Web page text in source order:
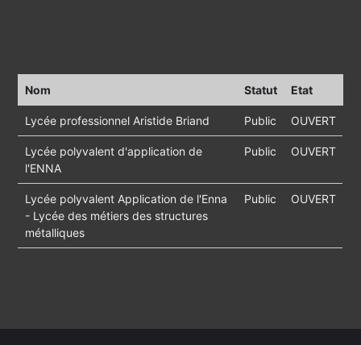
Nom Statut Etat
Lycée professionnel Aristide Briand Public OUVERT
Lycée polyvalent d'application de
l'ENNA
Public OUVERT
Lycée polyvalent Application de l'Enna
- Lycée des métiers des structures
métalliques
Public OUVERT